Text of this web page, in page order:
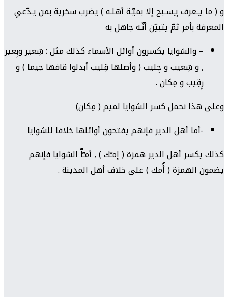
و ( ما يـِـعرف يِـِسـبح إلا بميّـة أهلـه ) يضرب سخرية بمن يـدّعي
المعرفة بأمر ثمّ يتبيّن أنّـه جاهل به
– والشوايا يكسرون أوائل الأسماء كذلك مثل : شِعير وبِعير
, و شِعيب و جِليب ( وأصلها قِليب أبدلوا قافها جيما ) و
رِقِيب و مِكان .
وعلى هذا نحمل كسر الشوايا لميم ( مِكان)
-أما أهل الدير فإنهم يفتحون أوائلها خلافا للشوايا
كذلك يكسر أهل الدير همزة ( إمـّك ) , أمـّاّ الشوايا فإنهم
يضمون الهمزة ( أَُمك ) على خلاف أهل المدينة .